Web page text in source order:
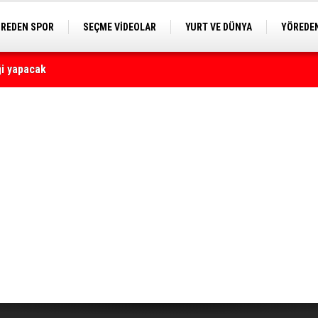
SPOR SEÇME VİDEOLAR YURT VE DÜNYA